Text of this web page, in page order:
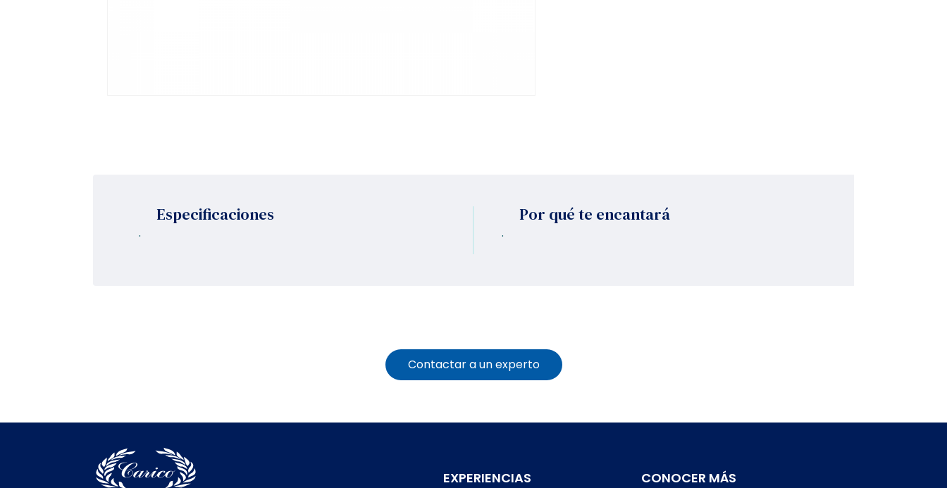
Especificaciones
.
Por qué te encantará
.
Contactar a un experto
EXPERIENCIAS CONOCER MÁS